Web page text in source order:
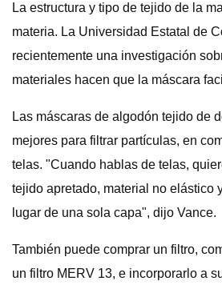
La estructura y tipo de tejido de la
materia. La Universidad Estatal de
recientemente una investigación
materiales hacen que la máscara
Las máscaras de algodón tejido de
mejores para filtrar partículas, en
telas. "Cuando hablas de telas,
tejido apretado, material no elástico
lugar de una sola capa", dijo Vance.
También puede comprar un filtro,
un filtro MERV 13, e incorporarlo a